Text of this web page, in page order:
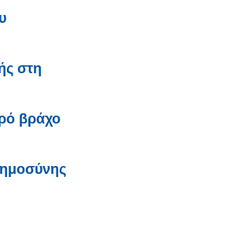
στη
βράχο